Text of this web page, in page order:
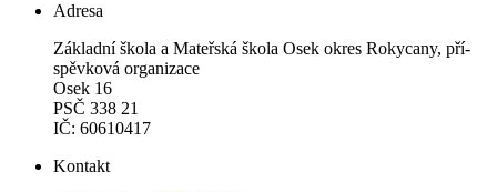
Adresa
Zá­klad­ní ško­la a Ma­teř­ská ško­la Osek okres Roky­ca­ny, pří­
spěv­ko­vá or­ga­ni­za­ce
Osek 16
PSČ 338 21
IČ: 60610417
Kontakt